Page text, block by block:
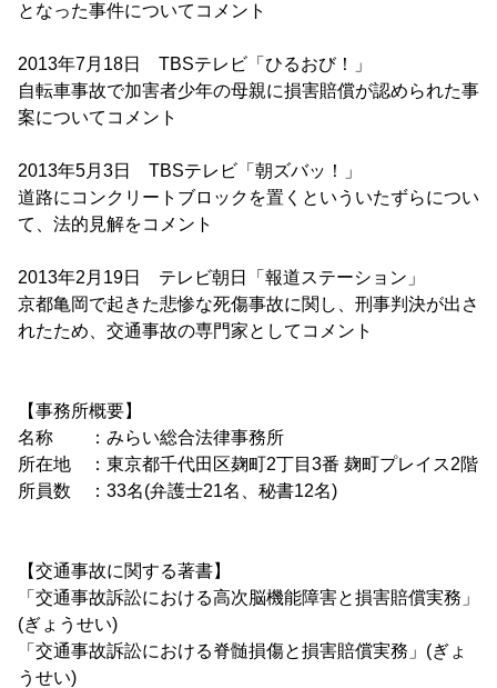
となった事件についてコメント
2013年7月18日 TBSテレビ「ひるおび！」
自転車事故で加害者少年の母親に損害賠償が認められた事
案についてコメント
2013年5月3日 TBSテレビ「朝ズバッ！」
道路にコンクリートブロックを置くといういたずらについ
て、法的見解をコメント
2013年2月19日 テレビ朝日「報道ステーション」
京都亀岡で起きた悲惨な死傷事故に関し、刑事判決が出さ
れたため、交通事故の専門家としてコメント
【事務所概要】
名称 ：みらい総合法律事務所
所在地 ：東京都千代田区麹町2丁目3番 麹町プレイス2階
所員数 ：33名(弁護士21名、秘書12名)
【交通事故に関する著書】
「交通事故訴訟における高次脳機能障害と損害賠償実務」
(ぎょうせい)
「交通事故訴訟における脊髄損傷と損害賠償実務」(ぎょ
うせい)